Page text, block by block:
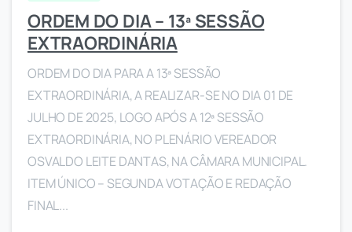
ORDEM DO DIA – 13ª SESSÃO
EXTRAORDINÁRIA
ORDEM DO DIA PARA A 13ª SESSÃO
EXTRAORDINÁRIA, A REALIZAR-SE NO DIA 01 DE
JULHO DE 2025, LOGO APÓS A 12ª SESSÃO
EXTRAORDINÁRIA, NO PLENÁRIO VEREADOR
OSVALDO LEITE DANTAS, NA CÂMARA MUNICIPAL.
ITEM ÚNICO – SEGUNDA VOTAÇÃO E REDAÇÃO
FINAL...